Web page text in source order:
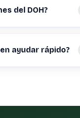
del DOH?
ayudar rápido?